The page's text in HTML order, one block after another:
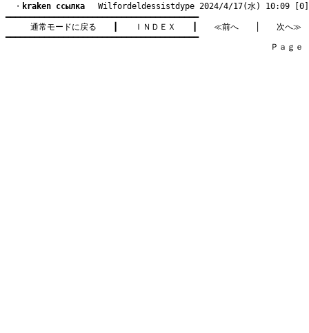
・ kraken ссылка Wilfordeldessistdype 2024/4/17(水) 10:09 [0]
━━━━━━━━━━━━━━━━━━━━━━━━━━━━━━━━━━━━━━━━
通常モードに戻る
ＩＮＤＥＸ ≪前へ
次へ≫
━━━━━━━━━━━━━━━━━━━━━━━━━━━━━━━━━━━━━━━━
Ｐａｇｅ